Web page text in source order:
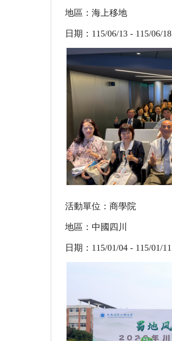
地區：海上移地
日期：115/06/13 - 115/06/18
活動單位：商學院
地區：中國四川
日期：115/01/04 - 115/01/11